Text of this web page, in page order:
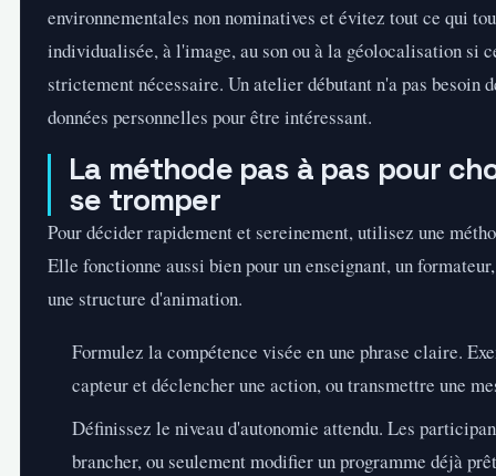
environnementales non nominatives et évitez tout ce qui
individualisée, à l'image, au son ou à la géolocalisation si
strictement nécessaire. Un atelier débutant n'a pas besoin
données personnelles pour être intéressant.
La méthode pas à pas pour
se tromper
Pour décider rapidement et sereinement, utilisez une
Elle fonctionne aussi bien pour un enseignant, un
une structure d'animation.
Formulez la compétence visée en une phrase claire.
capteur et déclencher une action, ou transmettre une
Définissez le niveau d'autonomie attendu. Les
brancher, ou seulement modifier un programme déjà